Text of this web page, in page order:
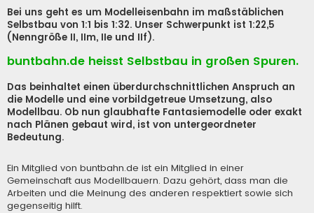
Bei uns geht es um Modelleisenbahn im maßstäblichen
Selbstbau von 1:1 bis 1:32. Unser Schwerpunkt ist 1:22,5
(Nenngröße II, IIm, IIe und IIf).
buntbahn.de heisst Selbstbau in großen Spuren.
Das beinhaltet einen überdurchschnittlichen Anspruch an
die Modelle und eine vorbildgetreue Umsetzung, also
Modellbau. Ob nun glaubhafte Fantasiemodelle oder exakt
nach Plänen gebaut wird, ist von untergeordneter
Bedeutung.
Ein Mitglied von buntbahn.de ist ein Mitglied in einer
Gemeinschaft aus Modellbauern. Dazu gehört, dass man die
Arbeiten und die Meinung des anderen respektiert sowie sich
gegenseitig hilft.